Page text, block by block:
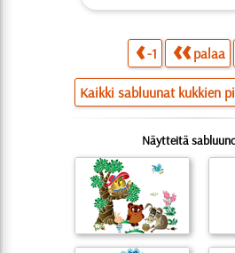
-1 palaa
Kaikki sabluunat kukkien
Näytteitä